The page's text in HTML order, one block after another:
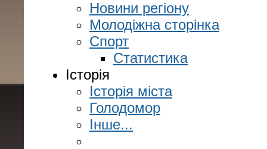
Новини регіону
Молодіжна сторінка
Спорт
Статистика
Історія
Історія міста
Голодомор
Інше...